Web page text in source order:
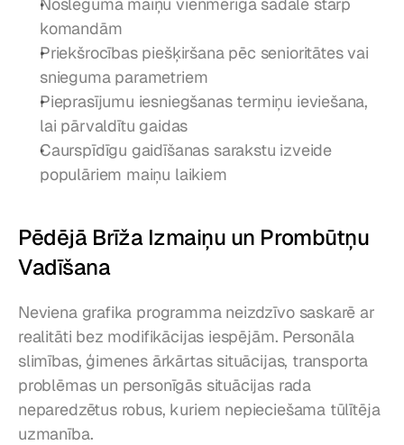
komandām
Priekšrocības piešķiršana pēc senioritātes vai
snieguma parametriem
Pieprasījumu iesniegšanas termiņu ieviešana,
lai pārvaldītu gaidas
Caurspīdīgu gaidīšanas sarakstu izveide
populāriem maiņu laikiem
Pēdējā Brīža Izmaiņu un Prombūtņu
Vadīšana
Neviena grafika programma neizdzīvo saskarē ar
realitāti bez modifikācijas iespējām. Personāla
slimības, ģimenes ārkārtas situācijas, transporta
problēmas un personīgās situācijas rada
neparedzētus robus, kuriem nepieciešama tūlītēja
uzmanība.